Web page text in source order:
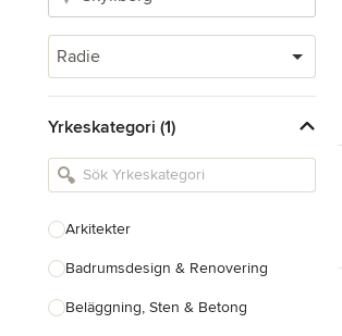
Radie
Yrkeskategori (1)
Arkitekter
Badrumsdesign & Renovering
Beläggning, Sten & Betong